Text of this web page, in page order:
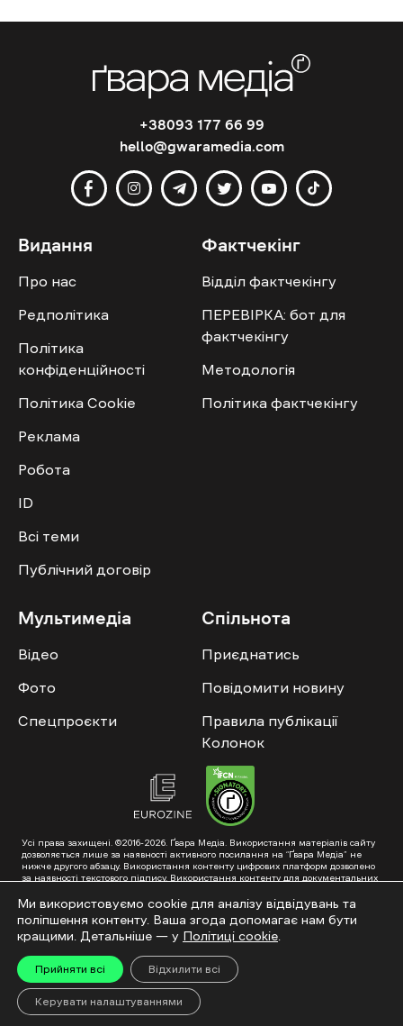
+38093 177 66 99
hello@gwaramedia.com
Видання
Про нас
Редполітика
Політика
конфіденційності
Політика Cookie
Реклама
Робота
ID
Всі теми
Публічний договір
Фактчекінг
Відділ фактчекінгу
ПЕРЕВІРКА: бот для
фактчекінгу
Методологія
Політика фактчекінгу
Мультимедіа
Відео
Фото
Спецпроєкти
Спільнота
Приєднатись
Повідомити новину
Правила публікації
Колонок
Усі права захищені. ©2016-2026. Ґвара Медіа. Використання матеріалів сайту
дозволяється лише за наявності активного посилання на “Ґвара Медіа” не
нижче другого абзацу. Використання контенту цифрових платформ дозволено
за наявності текстового підпису. Використання контенту для документальних
схвалення від редакції.
Суб’єкт у сфері онлайн-медіа; ідентифікатор медіа – R40-01353. Поштова
адреса: ГО «Ґвара Медіа», 61057, Харків, вул. Гоголя, 14, абонентська скринька
№7400
Підкинь нам тему на пошту – hello@gwaramedia.com
Модернізація сайту:
Ми використовуємо cookie для аналізу відвідувань та
поліпшення контенту. Ваша згода допомагає нам бути
кращими. Детальніше — у Політиці cookie
Прийняти всі Відхилити всі
Керувати налаштуваннями